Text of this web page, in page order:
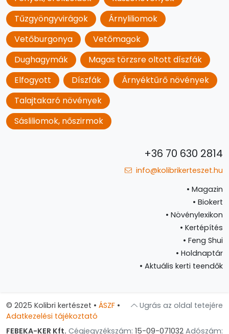
Tűzgyöngyvirágok
Árnyliliomok
Vetőburgonya
Vetőmagok
Dughagymák
Magas törzsre oltott díszfák
Elfogyott
Díszfák
Árnyéktűrő növények
Talajtakaró növények
Sásliliomok, nőszirmok
+36 70 630 2814
info@kolibrikerteszet.hu
• Magazin
• Biokert
• Növénylexikon
• Kertépítés
• Feng Shui
• Holdnaptár
• Aktuális kerti teendők
Ugrás az oldal tetejére
© 2025 Kolibri kertészet • ÁSZF •
Adatkezelési tájékoztató
FEBEKA-KER Kft. Cégjegyzékszám: 15-09-071032 Adószám: